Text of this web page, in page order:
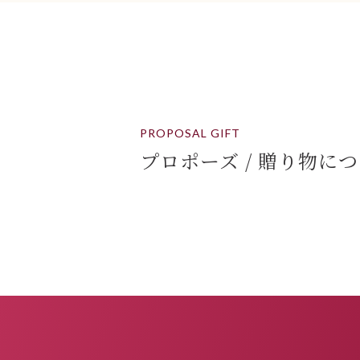
PROPOSAL GIFT
プロポーズ / 贈り物に